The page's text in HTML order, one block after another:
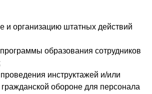
и организацию штатных действий
образования сотрудников
инструктажей и/или
гражданской обороне для персонала